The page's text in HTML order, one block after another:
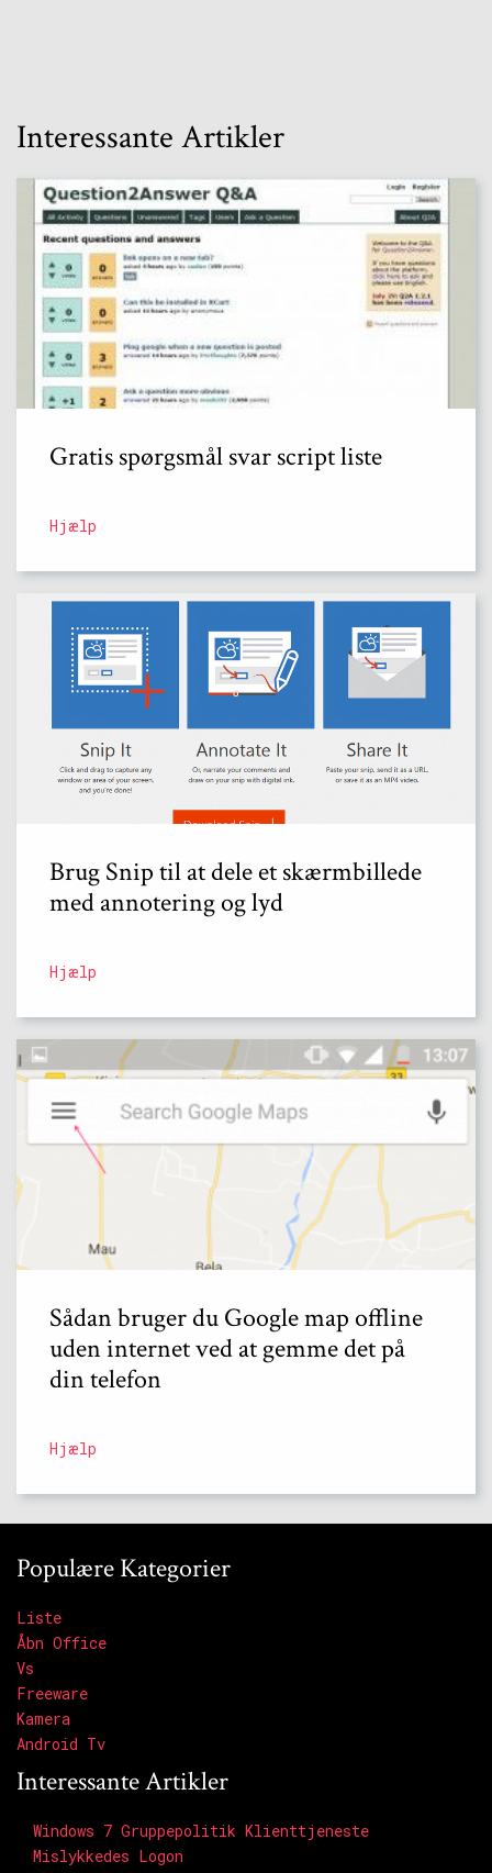
Interessante Artikler
Gratis spørgsmål svar script liste
Hjælp
Brug Snip til at dele et skærmbillede
med annotering og lyd
Hjælp
Sådan bruger du Google map offline
uden internet ved at gemme det på
din telefon
Hjælp
Populære Kategorier
Liste
Åbn Office
Vs
Freeware
Kamera
Android Tv
Interessante Artikler
Windows 7 Gruppepolitik Klienttjeneste
Mislykkedes Logon